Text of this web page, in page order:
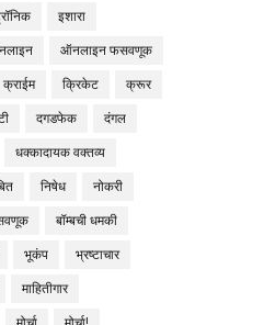
इशारा
ऑनलाइन फसवणूक
क्राईम क्रिकेट
क्रूर
दगडफेक
दंगल
धक्कादायक वक्तव्य
निषेध
नोकरी
बॉम्बची धमकी
भूकंप
भ्रष्टाचार
माहितीगार